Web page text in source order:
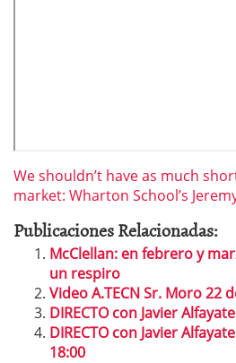
We shouldn’t have as much
market: Wharton School’s
Publicaciones Relacionadas:
McClellan: en febrero y
un respiro
Video A.TECN Sr. Moro 22
DIRECTO con Javier
DIRECTO con Javier
18:00